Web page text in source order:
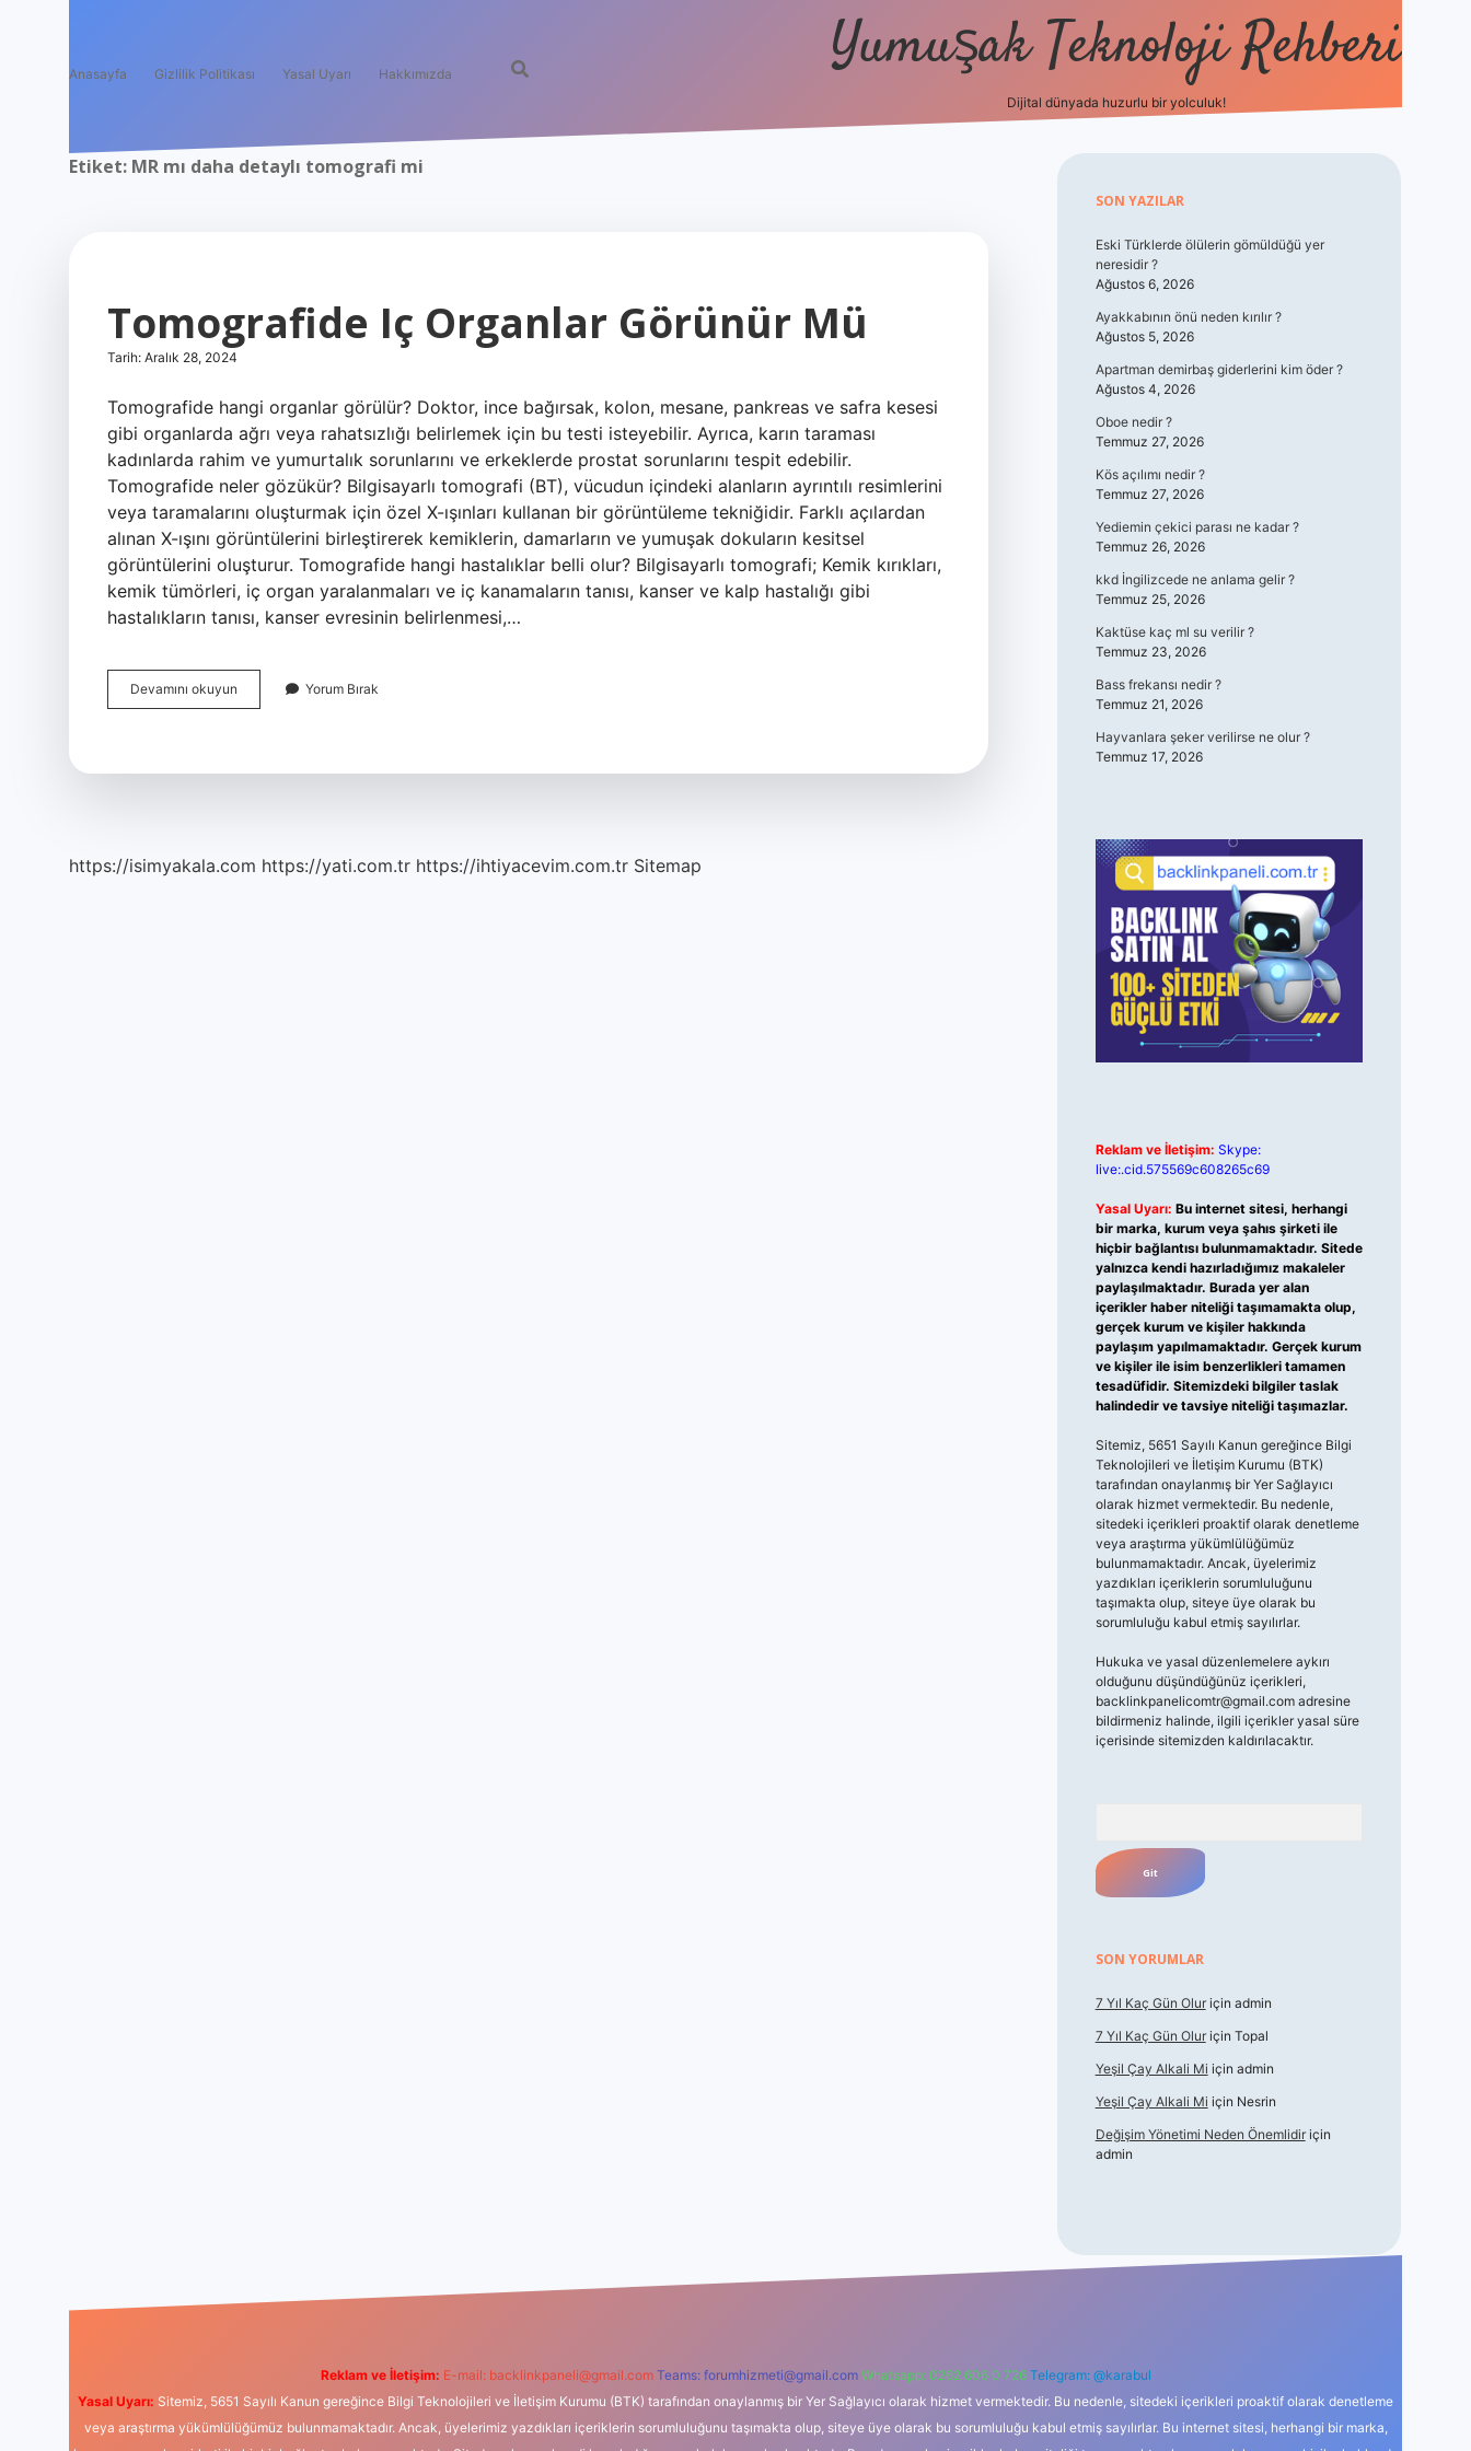
Anasayfa Gizlilik Politikası Yasal Uyarı Hakkımızda Yumuşak Teknoloji Rehberi
Dijital dünyada huzurlu bir yolculuk!
Etiket: MR mı daha detaylı tomografi mi
Tomografide Iç Organlar Görünür Mü
Tarih: Aralık 28, 2024
Tomografide hangi organlar görülür? Doktor, ince bağırsak, kolon, mesane, pankreas ve safra kesesi
gibi organlarda ağrı veya rahatsızlığı belirlemek için bu testi isteyebilir. Ayrıca, karın taraması
kadınlarda rahim ve yumurtalık sorunlarını ve erkeklerde prostat sorunlarını tespit edebilir.
Tomografide neler gözükür? Bilgisayarlı tomografi (BT), vücudun içindeki alanların ayrıntılı resimlerini
veya taramalarını oluşturmak için özel X-ışınları kullanan bir görüntüleme tekniğidir. Farklı açılardan
alınan X-ışını görüntülerini birleştirerek kemiklerin, damarların ve yumuşak dokuların kesitsel
görüntülerini oluşturur. Tomografide hangi hastalıklar belli olur? Bilgisayarlı tomografi; Kemik kırıkları,
kemik tümörleri, iç organ yaralanmaları ve iç kanamaların tanısı, kanser ve kalp hastalığı gibi
hastalıkların tanısı, kanser evresinin belirlenmesi,…
Devamını okuyun Tomografide
Iç
Yorum Bırak
https://isimyakala.com https://yati.com.tr https://ihtiyacevim.com.tr Sitemap
Sidebar
SON YAZILAR
Eski Türklerde ölülerin gömüldüğü yer
neresidir ?
Ağustos 6, 2026
Ayakkabının önü neden kırılır ?
Ağustos 5, 2026
Apartman demirbaş giderlerini kim öder ?
Ağustos 4, 2026
Oboe nedir ?
Temmuz 27, 2026
Kös açılımı nedir ?
Temmuz 27, 2026
Yediemin çekici parası ne kadar ?
Temmuz 26, 2026
kkd İngilizcede ne anlama gelir ?
Temmuz 25, 2026
Kaktüse kaç ml su verilir ?
Temmuz 23, 2026
Bass frekansı nedir ?
Temmuz 21, 2026
Hayvanlara şeker verilirse ne olur ?
Temmuz 17, 2026
Reklam ve İletişim: Skype:
live:.cid.575569c608265c69
Yasal Uyarı: Bu internet sitesi, herhangi
bir marka, kurum veya şahıs şirketi ile
hiçbir bağlantısı bulunmamaktadır. Sitede
yalnızca kendi hazırladığımız makaleler
paylaşılmaktadır. Burada yer alan
içerikler haber niteliği taşımamakta olup,
gerçek kurum ve kişiler hakkında
paylaşım yapılmamaktadır. Gerçek kurum
ve kişiler ile isim benzerlikleri tamamen
tesadüfidir. Sitemizdeki bilgiler taslak
halindedir ve tavsiye niteliği taşımazlar.
Sitemiz, 5651 Sayılı Kanun gereğince Bilgi
Teknolojileri ve İletişim Kurumu (BTK)
tarafından onaylanmış bir Yer Sağlayıcı
olarak hizmet vermektedir. Bu nedenle,
sitedeki içerikleri proaktif olarak denetleme
veya araştırma yükümlülüğümüz
bulunmamaktadır. Ancak, üyelerimiz
yazdıkları içeriklerin sorumluluğunu
taşımakta olup, siteye üye olarak bu
sorumluluğu kabul etmiş sayılırlar.
Hukuka ve yasal düzenlemelere aykırı
olduğunu düşündüğünüz içerikleri,
backlinkpanelicomtr@gmail.comadresine
bildirmeniz halinde, ilgili içerikler yasal süre
içerisinde sitemizden kaldırılacaktır.
SON YORUMLAR
7 Yıl Kaç Gün Oluriçin admin
7 Yıl Kaç Gün Oluriçin Topal
Yeşil Çay Alkali Mi için admin
Yeşil Çay Alkali Mi için Nesrin
Değişim Yönetimi Neden Önemlidiriçin
admin
Reklam ve İletişim: E-mail: backlinkpaneli@gmail.com Teams: forumhizmeti@gmail.com Whatsapp: 0262 606 0 726 Telegram: @karabul
Yasal Uyarı: Sitemiz, 5651 Sayılı Kanun gereğince Bilgi Teknolojileri ve İletişim Kurumu (BTK) tarafından onaylanmış bir Yer Sağlayıcı olarak hizmet vermektedir. Bu nedenle, sitedeki içerikleri proaktif olarak denetleme
veya araştırma yükümlülüğümüz bulunmamaktadır. Ancak, üyelerimiz yazdıkları içeriklerin sorumluluğunu taşımakta olup, siteye üye olarak bu sorumluluğu kabul etmiş sayılırlar. Bu internet sitesi, herhangi bir marka,